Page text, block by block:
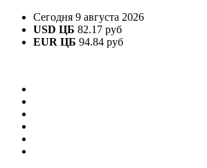
Сегодня 9 августа 2026
USD ЦБ 82.17 руб
EUR ЦБ 94.84 руб